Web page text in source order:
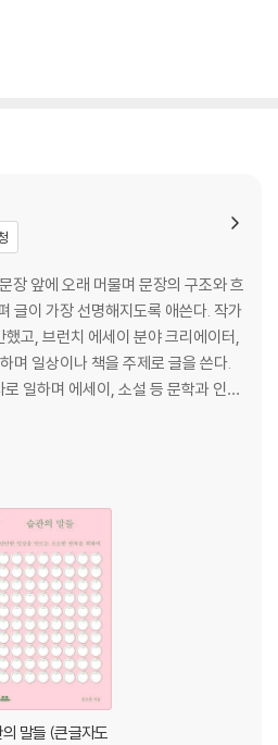
장 앞에 오래 머물며 문장의 구조와 흐
글이 가장 선명해지도록 애쓴다. 작가
고, 브런치 에세이 분야 크리에이터,
며 일상이나 책을 주제로 글을 쓴다.
일하며 에세이, 소설 등 문학과 인문
한 원고를 만나고 있다. 남의 글과 내
험을 바탕으로 단지 문장을 고치는 기
로웠습니다
말들 (큰글자도